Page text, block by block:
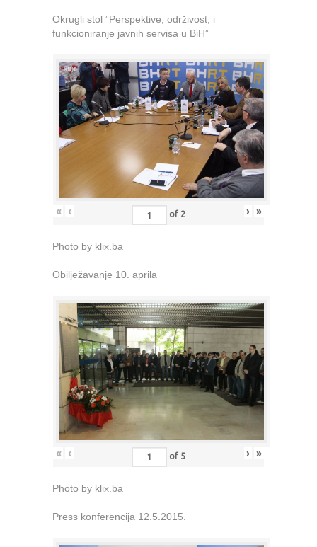
Okrugli stol ”Perspektive, održivost, i
funkcioniranje javnih servisa u BiH”
« ‹ of 2 › »
Photo by klix.ba
Obilježavanje 10. aprila
« ‹ of 5 › »
Photo by klix.ba
Press konferencija 12.5.2015.